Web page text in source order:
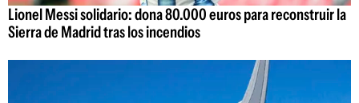
Lionel Messi solidario: dona 80.000 euros para reconstruir la
Sierra de Madrid tras los incendios